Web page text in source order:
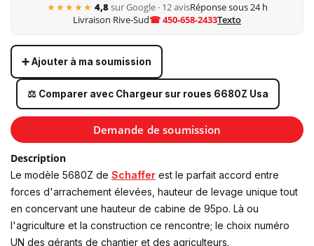
★★★★★ 4,8 sur Google · 12 avisRéponse sous 24 h
Livraison Rive-Sud☎ 450-658-2433Texto
➕ Ajouter à ma soumission
⚖️ Comparer avec Chargeur sur roues 6680Z Usa
Demande de soumission
Description
Le modèle 5680Z de Schaffer est le parfait accord entre
forces d'arrachement élevées, hauteur de levage unique tout
en concervant une hauteur de cabine de 95po. Là ou
l'agriculture et la construction ce rencontre; le choix numéro
UN des gérants de chantier et des agriculteurs.